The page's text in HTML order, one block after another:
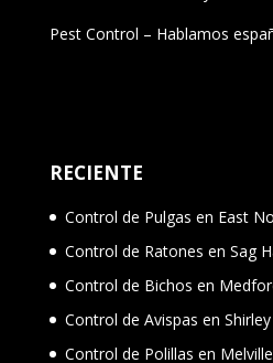
Pest Control – Hablamos
RECIENTE
Control de Pulgas en East
Control de Ratones en Sag
Control de Bichos en
Control de Avispas en Shirley
Control de Polillas en Melville